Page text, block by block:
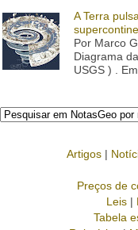
A Terra
Por Marco
Diagrama
USGS ) .
Artigos|
Preços de
Leis |
Tabela